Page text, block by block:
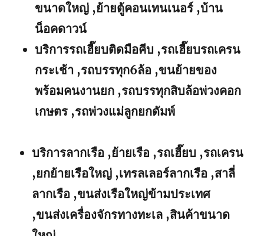
ขนาดใหญ่ ,ย้ายตู้คอนเทนเนอร์ ,บ้าน
น็อคดาวน์
บริการรถเฮี๊ยบติดมือคีบ ,รถเฮี๊ยบรถเครน
กระเช้า ,รถบรรทุก6ล้อ ,ขนย้ายของ
พร้อมคนงานยก ,รถบรรทุกสิบล้อพ่วงคอก
เกษตร ,รถพ่วงแม่ลูกยกดัมพ์
บริการลากเรือ ,ย้ายเรือ ,รถเฮี๊ยบ ,รถเครน
,ยกย้ายเรือใหญ่ ,เทรลเลอร์ลากเรือ ,สาลี่
ลากเรือ ,ขนส่งเรือใหญ่ข้ามประเทศ
,ขนส่งเครื่องจักรทางทะเล ,สินค้าขนาด